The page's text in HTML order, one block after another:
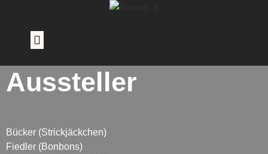
Aussteller
Bücker (Strickjäckchen)
Fiedler (Bonbons)